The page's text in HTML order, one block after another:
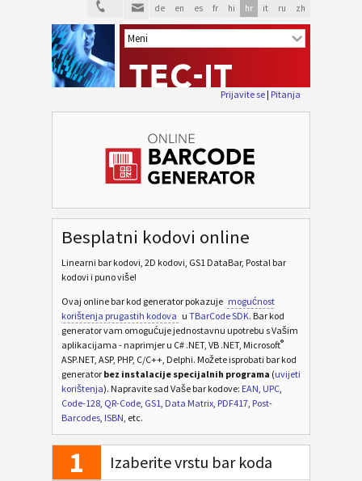
de en es fr hi hr it ru zh
Prijavite se| Pitanja
Besplatni kodovi online
Linearni bar kodovi, 2D kodovi, GS1 DataBar, Postal bar
kodovi i puno više!
Ovaj online bar kod generator pokazuje mogućnost
korištenja prugastih kodova u TBarCode SDK. Bar kod
generator vam omogućuje jednostavnu upotrebu s Vašim
aplikacijama - naprimjer u C# .NET, VB .NET, Microsoft®
ASP.NET, ASP, PHP, C/C++, Delphi. Možete isprobati bar kod
generator bez instalacije specijalnih programa (uvijeti
korištenja). Napravite sad Vaše bar kodove: EAN, UPC,
Code-128, QR-Code, GS1, Data Matrix, PDF417, Post-
Barcodes, ISBN, etc.
1 Izaberite vrstu bar koda